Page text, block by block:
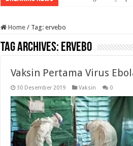
Home / Tag: ervebo
Tag Archives: ervebo
Vaksin Pertama Virus
30 Desember 2019 Vaksin 0